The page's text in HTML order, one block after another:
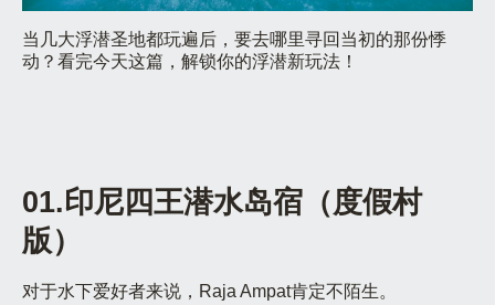
当几大浮潜圣地都玩遍后，要去哪里寻回当初的那份悸
动？看完今天这篇，解锁你的浮潜新玩法！
01.印尼四王潜水岛宿（度假村
版）
对于水下爱好者来说，Raja Ampat肯定不陌生。